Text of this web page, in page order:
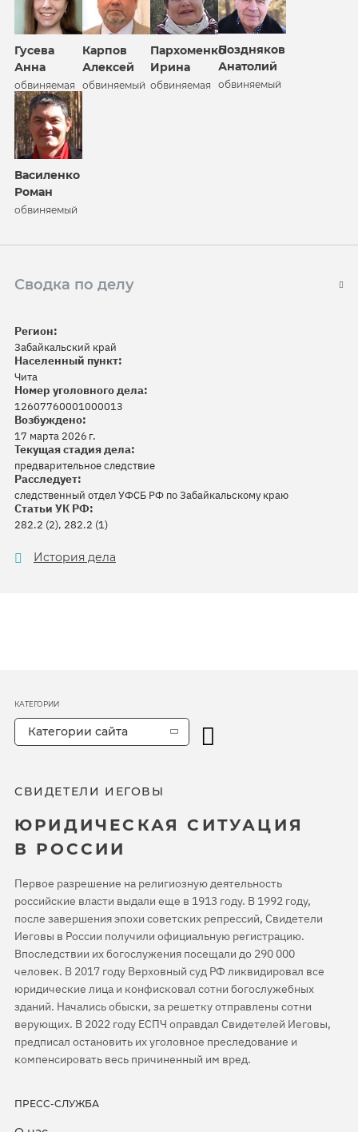
Гусева
Анна
обвиняемая
Карпов
Алексей
обвиняемый
Пархоменко
Ирина
обвиняемая
Поздняков
Анатолий
обвиняемый
Василенко
Роман
обвиняемый
Сводка по делу
Регион:
Забайкальский край
Населенный пункт:
Чита
Номер уголовного дела:
12607760001000013
Возбуждено:
17 марта 2026 г.
Текущая стадия дела:
предварительное следствие
Расследует:
следственный отдел УФСБ РФ по Забайкальскому краю
Статьи УК РФ:
282.2 (2), 282.2 (1)
История дела
СВИДЕТЕЛИ ИЕГОВЫ
ЮРИДИЧЕСКАЯ СИТУАЦИЯ
В РОССИИ
Первое разрешение на религиозную деятельность
российские власти выдали еще в 1913 году. В 1992 году,
после завершения эпохи советских репрессий, Свидетели
Иеговы в России получили официальную регистрацию.
Впоследствии их богослужения посещали до 290 000
человек. В 2017 году Верховный суд РФ ликвидировал все
юридические лица и конфисковал сотни богослужебных
зданий. Начались обыски, за решетку отправлены сотни
верующих. В 2022 году ЕСПЧ оправдал Свидетелей Иеговы,
предписал остановить их уголовное преследование и
компенсировать весь причиненный им вред.
ПРЕСС-СЛУЖБА
КАТЕГОРИИ
Категории сайта